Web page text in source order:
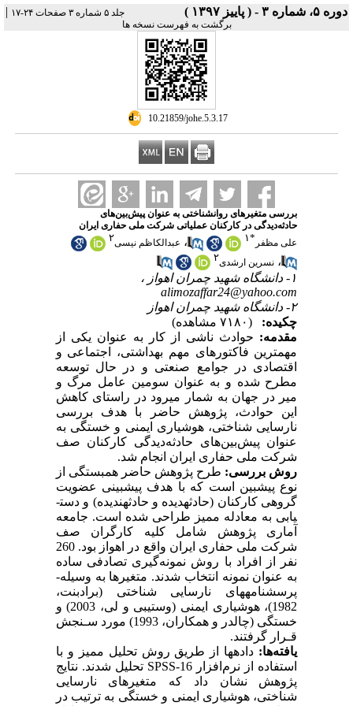
دوره ۵، شماره ۳ - ( پاییز ۱۳۹۷ ) جلد ۵ شماره ۳ صفحات ۲۴-۱۷ |
برگشت به فهرست نسخه ها
‎ 10.21859/johe.5.3.17
بررسی متغیرهای روانشناختی به عنوان پیش‌بین‌های
حادثه‌دیدگی در کارکنان عملیاتی شرکت ملی حفاری ایران
علی مظفر *۱ ، عبدالکاظم نیسی۲
، نسرین ارشدی۲
۱- دانشگاه شهید چمران اهواز ،
alimozaffar24@yahoo.com
۲- دانشگاه شهید چمران اهواز
چکیده:
(۷۱۸۰ مشاهده)
مقدمه: حوادث ناشی از کار به عنوان یکی از
مهمترین فاکتورهای مهم بهداشتی، اجتماعی و
اقتصادی در جوامع صنعتی و در حال توسعه
مطرح شده و به عنوان سومین عامل مرگ و
میر در جهان به شمار می­روددر راستای کاهش
این حوادث، پژوهش حاضر با هدف بررسی
نارسایی شناختی، هوشیاری ایمنی و خستگی به
عنوان پیش‌بین‌های حادثه‌‌دیدگی کارکنان صف
شرکت ملی حفاری ایران انجام شد.
روش بررسی: طرح پژوهش حاضر همبستگی از
نوع پیش­بین است که با هدف پیش­بینی عضویت
گروهی کارکنان (حادثه­دیده و حادثه­ندیده) و دست­
یابی به معادله ممیز طراحی شده است. جامعه
آماری پژوهش شامل کلیه کارگران صف
شرکت­ ملی حفاری ایران واقع در اهواز بود.260
نفر از افراد با روش نمونه‌گیری تصادفی ساده
به عنوان نمونه انتخاب شدند. متغیرها به وسیله­
پرسشنامه­­های نارسایی شناختی (برادبنت،
1982)، هوشیاری ایمنی (وستیبی و لی، 2003) و
خستگی (چالدر و همکاران، 1993) مورد سـنجش
قـرار گرفتند.
یافته‌ها: داده­ها از طریق روش تحلیل ممیز و با
استفاده از نرم‌افزار SPSS-16 تحلیل شدند. نتایج
پژوهش نشان داد که متغیرهای نارسایی
شناختی، هوشیاری ایمنی و خستگی به ترتیب در